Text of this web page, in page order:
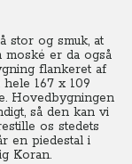
stor og smuk, at
moské er da også
flankeret af
167 x 109
Hovedbygningen
så den kan vi
os stedets
en piedestal i
Koran.